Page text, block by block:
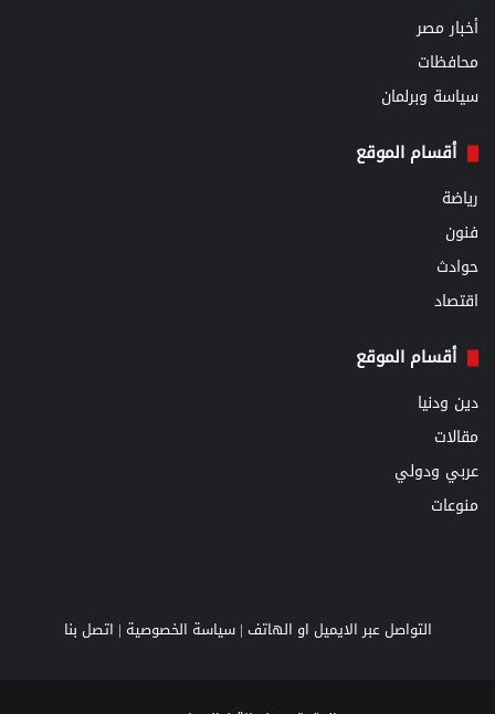
أخبار مصر
محافظات
سياسة وبرلمان
أقسام الموقع
رياضة
فنون
حوادث
اقتصاد
أقسام الموقع
دين ودنيا
مقالات
عربي ودولي
منوعات
التواصل عبر الايميل او الهاتف |سياسة الخصوصية | اتصل بنا